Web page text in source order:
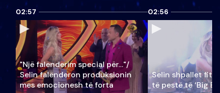
02:57
"Një falenderim special për…"/
Selin falënderon produksionin
mes emocionesh të forta
02:56
Selin shpallet
të pestë të ‘Big